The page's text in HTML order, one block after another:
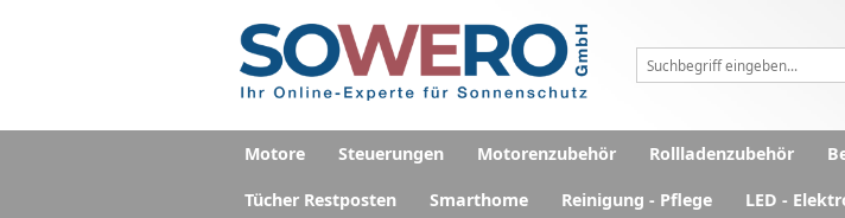
Motore Steuerungen Motorenzubehör Rollladenzubehör
Tücher Restposten Smarthome Reinigung - Pflege LED -